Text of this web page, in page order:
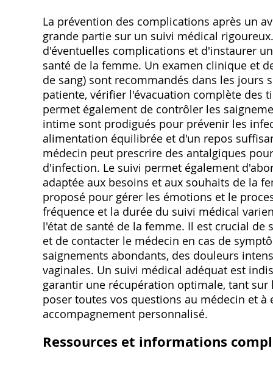
La prévention des complications après un
grande partie sur un suivi médical
d'éventuelles complications et d'instaurer
santé de la femme. Un examen clinique et
de sang) sont recommandés dans les jours
patiente, vérifier l'évacuation complète des
permet également de contrôler les
intime sont prodigués pour prévenir les
alimentation équilibrée et d'un repos
médecin peut prescrire des antalgiques
d'infection. Le suivi permet également
adaptée aux besoins et aux souhaits de la
proposé pour gérer les émotions et le
fréquence et la durée du suivi médical
l'état de santé de la femme. Il est crucial
et de contacter le médecin en cas de
saignements abondants, des douleurs
vaginales. Un suivi médical adéquat est
garantir une récupération optimale, tant
poser toutes vos questions au médecin et
accompagnement personnalisé.
Ressources et informations